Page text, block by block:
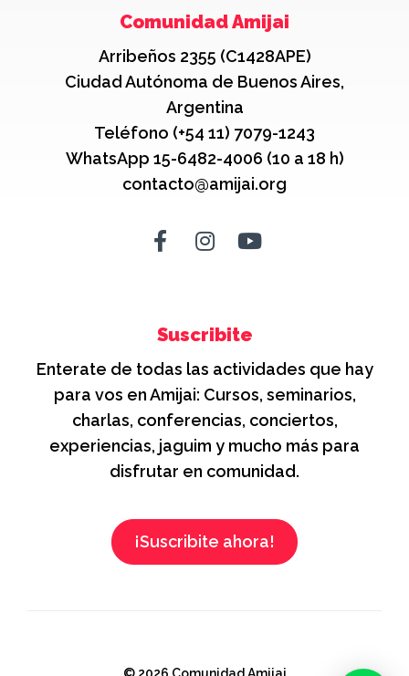
Comunidad Amijai
Arribeños 2355 (C1428APE)
Ciudad Autónoma de Buenos Aires,
Argentina
Teléfono (+54 11) 7079-1243
WhatsApp 15-6482-4006 (10 a 18 h)
contacto@amijai.org
Suscribite
Enterate de todas las actividades que hay
para vos en Amijai: Cursos, seminarios,
charlas, conferencias, conciertos,
experiencias, jaguim y mucho más para
disfrutar en comunidad.
¡Suscribite ahora!
© 2026 Comunidad Amijai